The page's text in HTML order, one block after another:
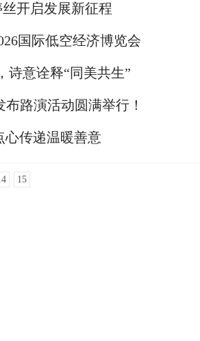
开启发展新征程
国际低空经济博览会
诗意诠释“同美共生”
路演活动圆满举行！
心传递温暖善意
15